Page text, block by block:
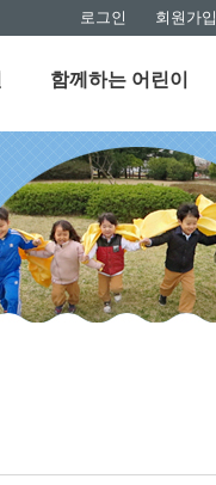
로그인 회원가입
함께하는 어린이